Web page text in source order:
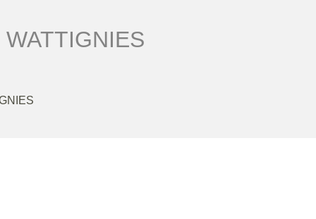
WATTIGNIES